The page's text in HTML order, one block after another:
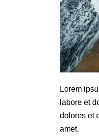
Lorem
labore et
dolores et
amet.